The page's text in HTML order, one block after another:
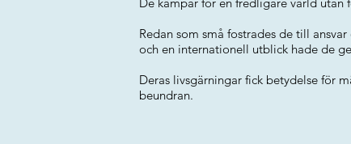
Redan som små fostrades de till
och en internationell utblick hade de
Deras livsgärningar fick betydelse för
beundran.